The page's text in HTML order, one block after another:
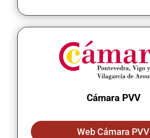
Cámara PVV
Web Cámara PVV